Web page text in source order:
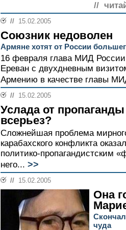
//
// 15.02.2005
Союзник недоволен
Армяне хотят от России
16 февраля глава МИД
Ереван с двухдневным
Армению в качестве главы
// 15.02.2005
Услада от
всерьез?
Сложнейшая проблема
карабахского конфликта
политико-пропагандистским
него... >>
// 15.02.2005
Она
чуда